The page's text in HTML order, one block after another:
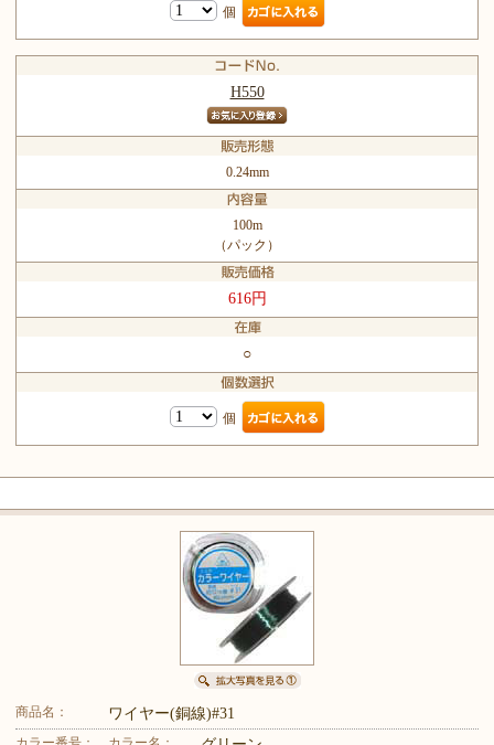
個
H550
0.24mm
100m
（パック）
616円
○
個
商品名： ワイヤー(銅線)#31